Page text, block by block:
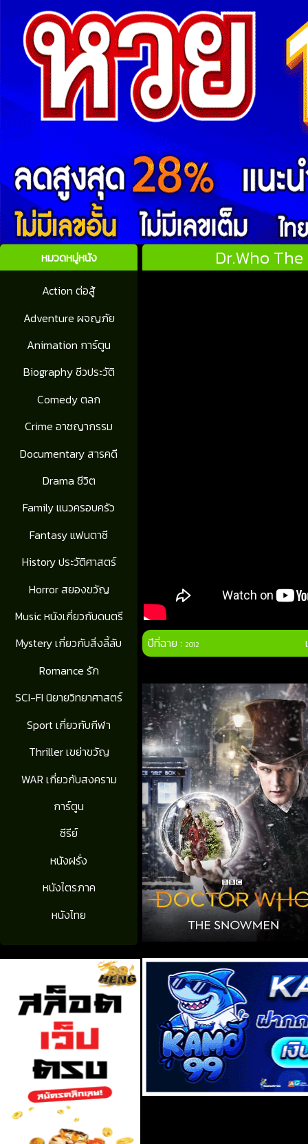
หมวดหมู่หนัง
Action ต่อสู้
Adventure ผจญภัย
Animation การ์ตูน
Biography ชีวประวัติ
Comedy ตลก
Crime อาชญากรรม
Documentary สารคดี
Drama ชีวิต
Family แนวครอบครัว
Fantasy แฟนตาซี
History ประวัติศาสตร์
Horror สยองขวัญ
Music หนังเกี่ยวกับดนตรี
Mystery เกี่ยวกับสิ่งลี้ลับ
Romance รัก
SCI-FI นิยายวิทยาศาสตร์
Sport เกี่ยวกับกีฬา
Thriller เขย่าขวัญ
WAR เกี่ยวกับสงคราม
การ์ตูน
ซีรีย์
หนังฝรั่ง
หนังไตรภาค
หนังไทย
Dr.Who
ปีที่ฉาย :2012